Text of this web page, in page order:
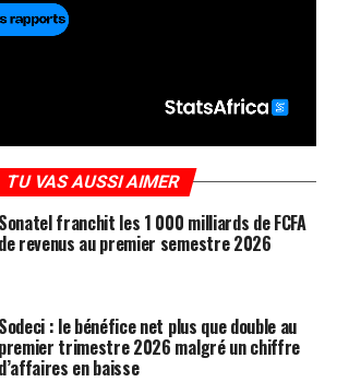
TU VAS AUSSI AIMER
Sonatel franchit les 1 000 milliards de FCFA
de revenus au premier semestre 2026
Sodeci : le bénéfice net plus que double au
premier trimestre 2026 malgré un chiffre
d’affaires en baisse